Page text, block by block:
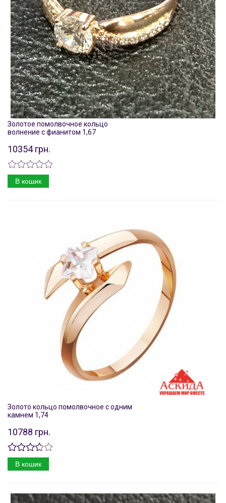
Золотое помолвочное кольцо
волнение с фианитом 1,67
10354 грн.
В кошик
Золото кольцо помолвочное с одним
камнем 1,74
10788 грн.
В кошик